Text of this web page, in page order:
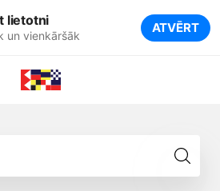
lietotni
un vienkāršāk ATVĒRT